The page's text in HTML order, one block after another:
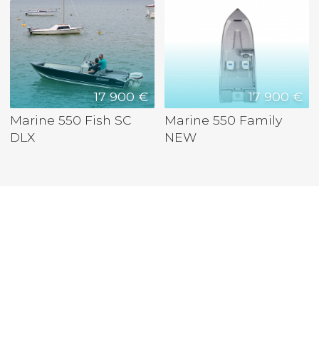
17 900 €
Marine 550 Fish SC
DLX
17 900 €
Marine 550 Family
NEW